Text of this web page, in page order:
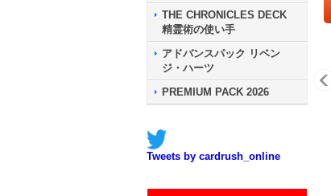
THE CHRONICLES DECK
精霊術の使い手
アドバンスパック リベン
ジ・ハーツ
PREMIUM PACK 2026
Tweets by cardrush_online